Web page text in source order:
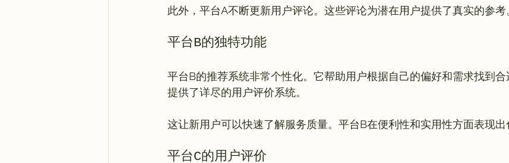
平台B的独特功能
平台B的推荐系统非常个性化。它帮助用户根据自己的偏好和需求找到
提供了详尽的用户评价系统。
平台C的用户评价